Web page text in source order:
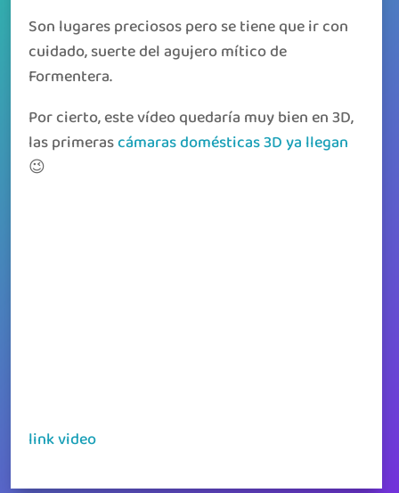
Son lugares preciosos pero se tiene que ir con
cuidado, suerte del agujero mítico de
Formentera.
Por cierto, este vídeo quedaría muy bien en 3D,
las primerascámaras domésticas 3D ya llegan
😉
link video